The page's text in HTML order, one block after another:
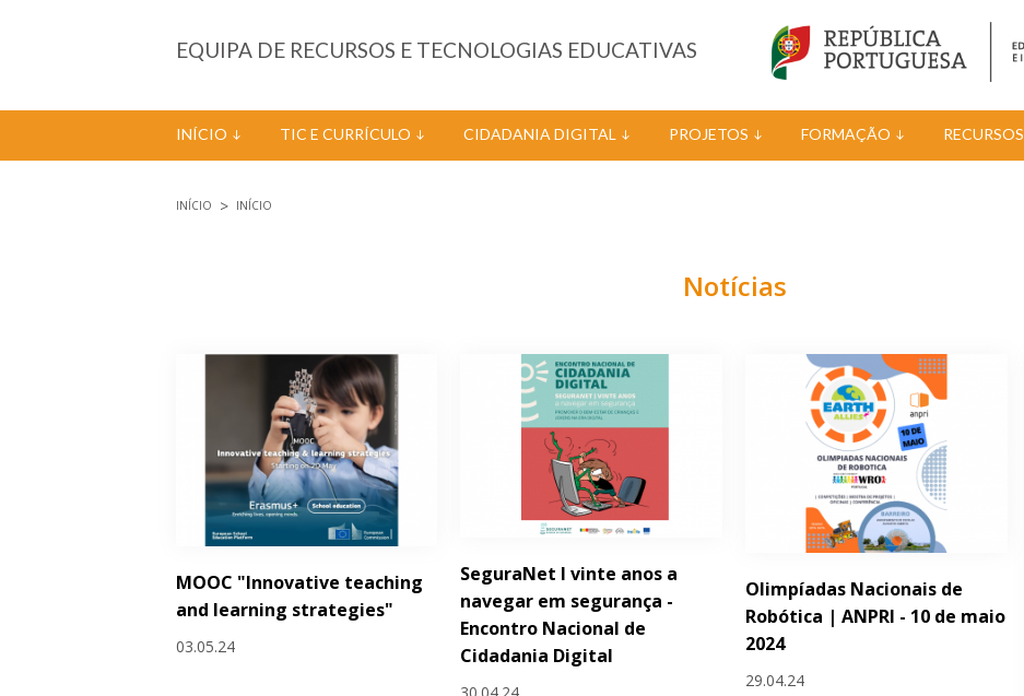
EQUIPA DE RECURSOS E TECNOLOGIAS EDUCATIVAS
INÍCIO TIC E CURRÍCULO CIDADANIA DIGITAL PROJETOS FORMAÇÃO RECURSOS
INÍCIO INÍCIO
Notícias
MOOC "Innovative teaching
and learning strategies"
03.05.24
SeguraNet I vinte anos a
navegar em segurança -
Encontro Nacional de
Cidadania Digital
Olimpíadas Nacionais de
Robótica | ANPRI - 10 de maio
2024
29.04.24
Páginas